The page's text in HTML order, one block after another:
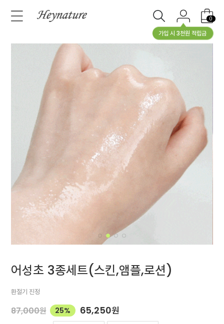
가입 시 3천원 적립금
0
어성초 3종세트(스킨,앰플,로션)
환절기 진정
87,000원 25% 65,250원